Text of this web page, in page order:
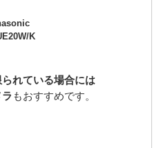
K
れている場合には
もおすすめです。